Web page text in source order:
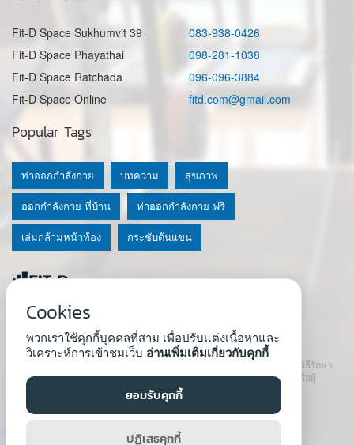
Fit-D Space Sukhumvit 39
083-938-0426
Fit-D Space Phayathai
098-281-1038
Fit-D Space Ratchada
096-096-3884
Fit-D Space Online
fitd.com@gmail.com
© 2020 Fit-D.com & Fit-D Finess
About Us | นโยบายความเป็นส่วนตัว|เงื่อนไขการใช้เว็บ
เนื้อหาที่ใช้ในเว็บนี้ ไม่สามารถใช้แทนคำปรึกษา คำแนะนำ วินิจฉัย หรือวิธีรักษา
โรคที่แนะนำจากผู้เชี่ยวชาญหรือแพทย์ได้ เราสนับสนุนให้ปรึกษาแพทย์หรือผู้
เชี่ยวชาญก่อนเริ่มโปรแกรมใหม่ทุกครั้ง
Developed by :
Popular Tags
ท่าออกกำลังกาย บทความ สุขภาพ
ออกกำลังกาย ที่บ้าน ท่าออกกำลังกาย ฟรี
เล่มกล้ามหน้าท้อง กระชับต้นแขน
Cookies
พวกเราใช้คุกกี้บุคคลที่สาม เพื่อปรับแต่งเนื้อหาและ
วิเคราะห์การเข้าชมเว็บ อ่านเพิ่มเติมเกี่ยวกับคุกกี้
ยอมรับคุกกี้
ปฏิเสธคุกกี้